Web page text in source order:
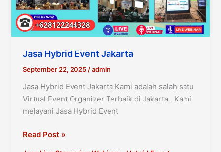
Jasa Hybrid Event Jakarta
September 22, 2025 /admin
Jasa Hybrid Event Jakarta Kami adalah salah satu
Virtual Event Organizer Terbaik di Jakarta . Kami
melayani Jasa Hybrid Event
Jasa
Read Post »